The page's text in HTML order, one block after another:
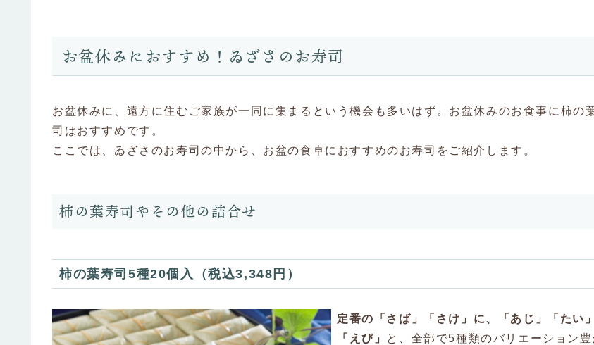
お盆休みにおすすめ！ゐざさのお寿司
お盆休みに、遠方に住むご家族が一同に集まるという機会も多いはず。お盆休みのお食事に柿の
司はおすすめです。
ここでは、ゐざさのお寿司の中から、お盆の食卓におすすめのお寿司をご紹介します。
柿の葉寿司やその他の詰合せ
柿の葉寿司5種20個入（税込3,348円）
定番の「さば」「さけ」に、「あじ」「たい」
「えび」 と、全部で5種類のバリエーション豊